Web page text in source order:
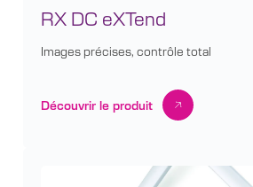
RX DC eXTend
Images précises, contrôle total
Découvrir le produit